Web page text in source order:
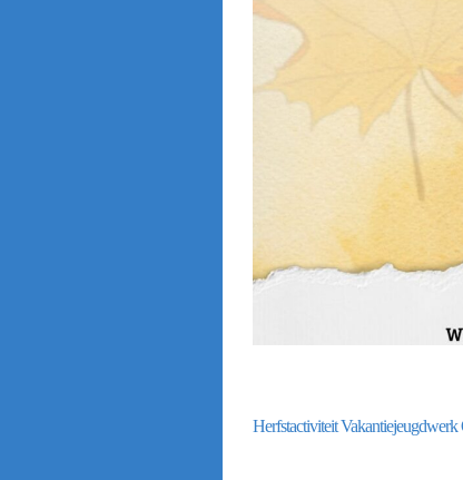
Herfstactiviteit Vakantiejeugdwerk